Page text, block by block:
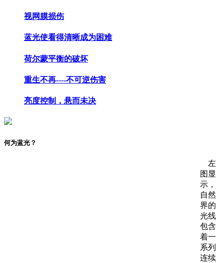
视网膜损伤
蓝光使看得清晰成为困难
荷尔蒙平衡的破坏
重生不再----不可逆伤害
亮度控制，悬而未决
何为蓝光？
左
图显
示，
自然
界的
光线
包含
着一
系列
连续